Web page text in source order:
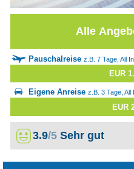
Alle
Pauschalreise z.B. 7 Tage, All
EUR
Eigene Anreise z.B. 3 Tage, All
EUR
3.9/5 Sehr gut